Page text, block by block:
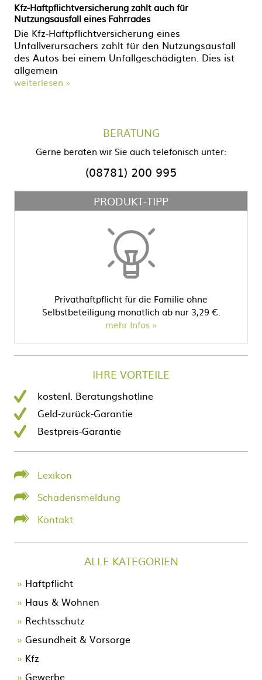
Kfz-Haftpflichtversicherung zahlt auch für
Nutzungsausfall eines Fahrrades
Die Kfz-Haftpflichtversicherung eines
Unfallverursachers zahlt für den Nutzungsausfall
des Autos bei einem Unfallgeschädigten. Dies ist
allgemein
weiterlesen »
BERATUNG
Gerne beraten wir Sie auch telefonisch unter:
(08781) 200 995
PRODUKT-TIPP
Privathaftpflicht für die Familie ohne
Selbstbeteiligung monatlich ab nur 3,29 €.
mehr Infos
IHRE VORTEILE
kostenl. Beratungshotline
Geld-zurück-Garantie
Bestpreis-Garantie
Lexikon
Schadensmeldung
Kontakt
ALLE KATEGORIEN
Navigation
überspringen
Haftpflicht
Haus & Wohnen
Rechtsschutz
Gesundheit & Vorsorge
Kfz
Gewerbe